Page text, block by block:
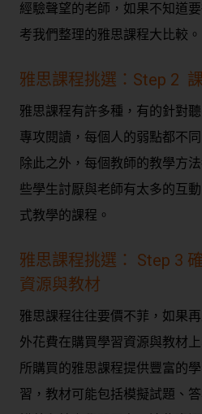
經驗聲望的老師，如果不知道
考我們整理的雅思課程大比較。
雅思課程挑選：Step 2
雅思課程有許多種，有的針對
專攻閱讀，每個人的弱點都不
除此之外，每個教師的教學方
些學生討厭與老師有太多的互
式教學的課程。
雅思課程挑選： Step 3
資源與教材
雅思課程往往要價不菲，如果
外花費在購買學習資源與教材
所購買的雅思課程提供豐富的
習，教材可能包括模擬試題、